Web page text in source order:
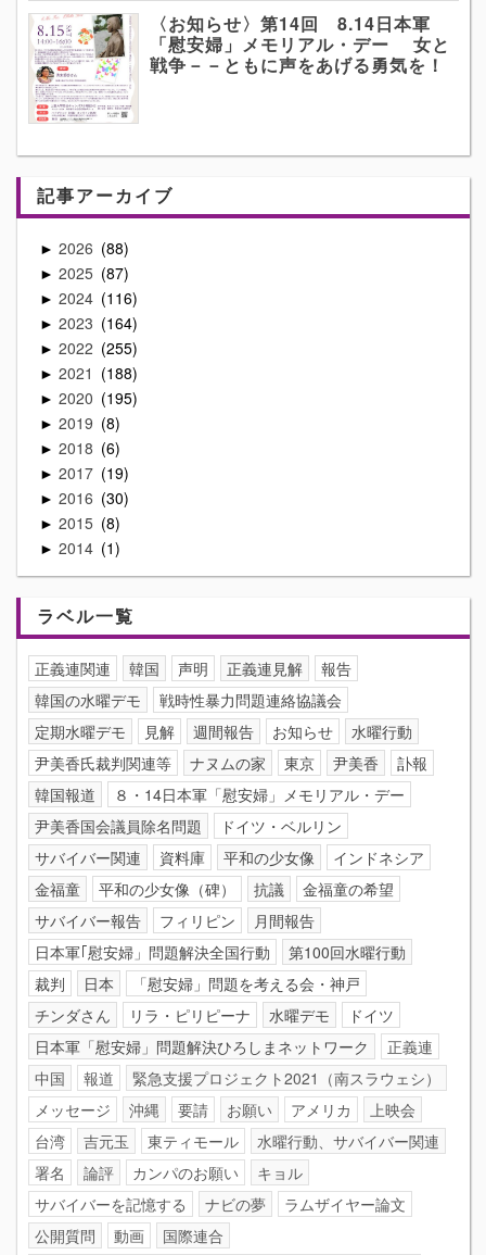
〈お知らせ〉第14回 8.14日本軍
「慰安婦」メモリアル・デー 女と
戦争－－ともに声をあげる勇気を！
記事アーカイブ
► 2026 88
► 2025 87
► 2024 116
► 2023 164
► 2022 255
► 2021 188
► 2020 195
► 2019 8
► 2018 6
► 2017 19
► 2016 30
► 2015 8
► 2014 1
ラベル一覧
正義連関連 韓国 声明 正義連見解
報告
韓国の水曜デモ
戦時性暴力問題連絡協議会
定期水曜デモ
見解 週間報告 お知らせ
水曜行動
尹美香氏裁判関連等
ナヌムの家 東京 尹美香
訃報
韓国報道
８・14日本軍「慰安婦」メモリアル・デー
尹美香国会議員除名問題
ドイツ・ベルリン
サバイバー関連
資料庫 平和の少女像
インドネシア
金福童
平和の少女像（碑） 抗議
金福童の希望
サバイバー報告
フィリピン
月間報告
日本軍｢慰安婦」問題解決全国行動
第100回水曜行動
裁判
日本
「慰安婦」問題を考える会・神戸
チンダさん
リラ・ピリピーナ 水曜デモ
ドイツ
日本軍「慰安婦」問題解決ひろしまネットワーク
正義連
中国
報道
緊急支援プロジェクト2021（南スラウェシ）
メッセージ
沖縄 要請 お願い アメリカ
上映会
台湾
吉元玉 東ティモール
水曜行動、サバイバー関連
署名
論評 カンパのお願い
キョル
サバイバーを記憶する
ナビの夢
ラムザイヤー論文
公開質問
動画
国際連合